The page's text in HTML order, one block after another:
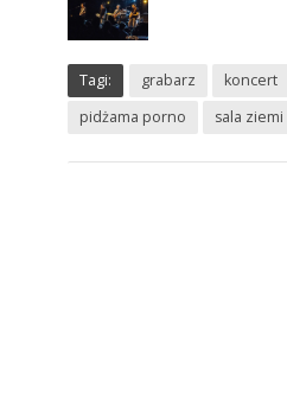
Tagi: grabarz koncert
pidżama porno
sala ziemi